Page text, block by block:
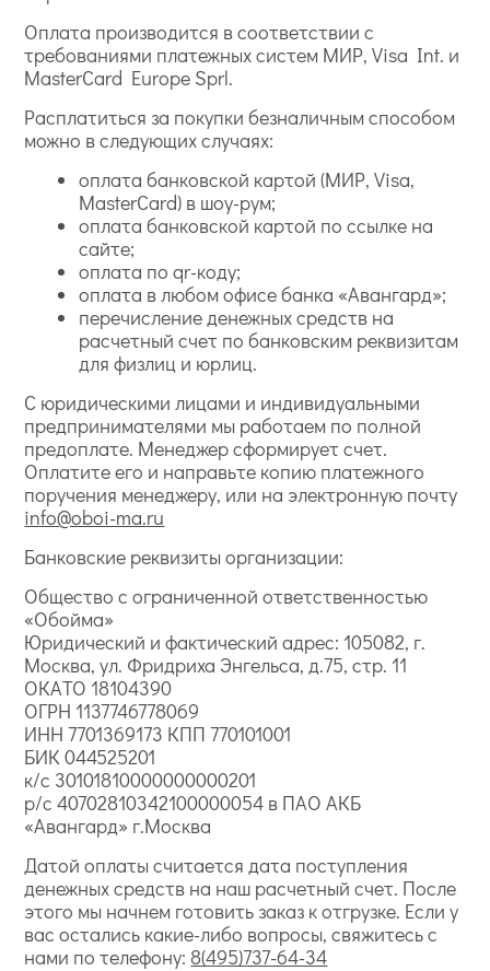
Оплата производится в соответствии с
требованиями платежных систем МИР, Visa Int. и
MasterCard Europe Sprl.
Расплатиться за покупки безналичным способом
можно в следующих случаях:
оплата банковской картой (МИР, Visa,
MasterCard) в шоу-рум;
оплата банковской картой по ссылке на
сайте;
оплата по qr-коду;
оплата в любом офисе банка «Авангард»;
перечисление денежных средств на
расчетный счет по банковским реквизитам
для физлиц и юрлиц.
С юридическими лицами и индивидуальными
предпринимателями мы работаем по полной
предоплате. Менеджер сформирует счет.
Оплатите его и направьте копию платежного
поручения менеджеру, или на электронную почту
info@oboi-ma.ru
Банковские реквизиты организации:
Общество с ограниченной ответственностью
«Обойма»
Юридический и фактический адрес: 105082, г.
Москва, ул. Фридриха Энгельса, д.75, стр. 11
ОКАТО 18104390
ОГРН 1137746778069
ИНН 7701369173 КПП 770101001
БИК 044525201
к/с 30101810000000000201
р/с 40702810342100000054 в ПАО АКБ
«Авангард» г.Москва
Датой оплаты считается дата поступления
денежных средств на наш расчетный счет. После
этого мы начнем готовить заказ к отгрузке. Если у
вас остались какие-либо вопросы, свяжитесь с
нами по телефону: 8(495)737-64-34